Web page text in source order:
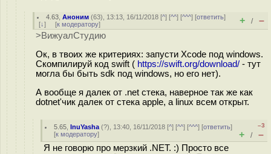
4.63 ,Аноним (63), 13:13, 16/11/2018 [^] [^^] [^^^] [ответить]
[↓] [к модератору] + / –
>ВижуалСтудию
Ок, в твоих же критериях: запусти Xcode под windows.
Скомпилируй код swift ( https://swift.org/download/ - тут
могла бы быть sdk под windows, но его нет).
А вообще я далек от .net стека, наверное так же как
dotnet'чик далек от стека apple, а linux всем открыт.
5.65 ,InuYasha (?), 13:40, 16/11/2018 [^] [^^] [^^^] [ответить]
[к модератору]
–3
+ / –
Я не говорю про мерзкий .NET. :) Просто все